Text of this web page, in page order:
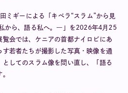
ミギーによる「キベラ“スラム”から見
から、語る私へ。―」を2026年4月25
覧会では、ケニアの首都ナイロビにあ
す若者たちが撮影した写真・映像を通
としてのスラム像を問い直し、「語る